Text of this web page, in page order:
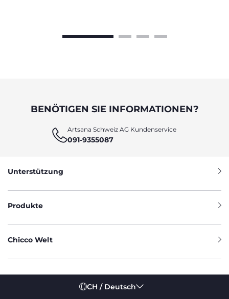
BENÖTIGEN SIE INFORMATIONEN?
Artsana Schweiz AG Kundenservice
091-9355087
Unterstützung
Produkte
Chicco Welt
CH / Deutsch